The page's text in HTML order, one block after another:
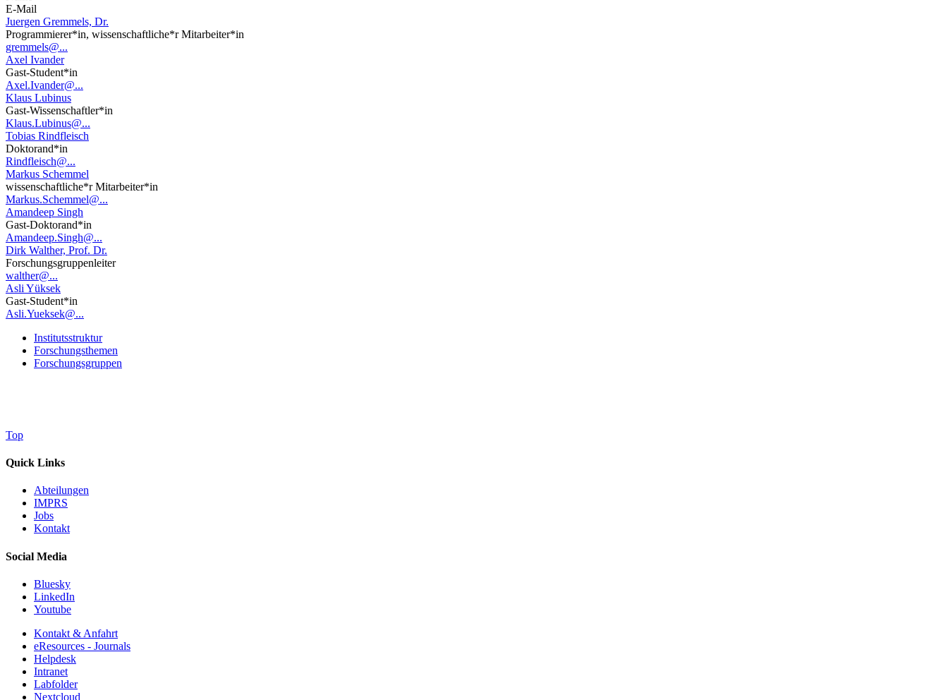
E-Mail
Juergen Gremmels, Dr.
Programmierer*in, wissenschaftliche*r Mitarbeiter*in
gremmels@...
Axel Ivander
Gast-Student*in
Axel.Ivander@...
Klaus Lubinus
Gast-Wissenschaftler*in
Klaus.Lubinus@...
Tobias Rindfleisch
Doktorand*in
Rindfleisch@...
Markus Schemmel
wissenschaftliche*r Mitarbeiter*in
Markus.Schemmel@...
Amandeep Singh
Gast-Doktorand*in
Amandeep.Singh@...
Dirk Walther, Prof. Dr.
Forschungsgruppenleiter
walther@...
Asli Yüksek
Gast-Student*in
Asli.Yueksek@...
Institutsstruktur
Forschungsthemen
Forschungsgruppen
Top
Quick Links
Abteilungen
IMPRS
Jobs
Kontakt
Social Media
Bluesky
LinkedIn
Youtube
Kontakt & Anfahrt
eResources - Journals
Helpdesk
Intranet
Labfolder
Nextcloud